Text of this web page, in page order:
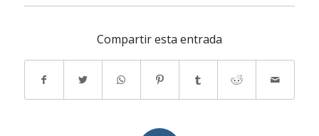
Compartir esta entrada